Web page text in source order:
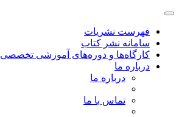
فهرست نشریات
سامانه نشر کتاب
کارگاه‌ها و دوره‌های آموزشی تخصصی
درباره ما
درباره ما
تماس با ما